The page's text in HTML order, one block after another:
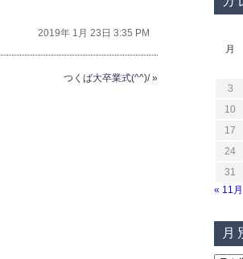
2019年 1月 23日 3:35 PM
つくば大卒業式(^^)/»
月
3
10
17
24
31
« 11月
月